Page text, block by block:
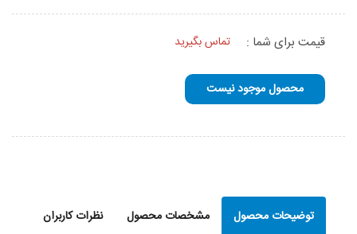
قیمت برای شما : تماس بگیرید
محصول موجود نیست
توضیحات محصول مشخصات محصول نظرات کاربران